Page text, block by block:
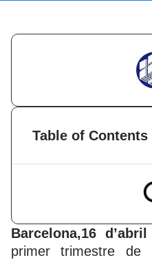
Table of Contents
Barcelona,16
primer trimestre de